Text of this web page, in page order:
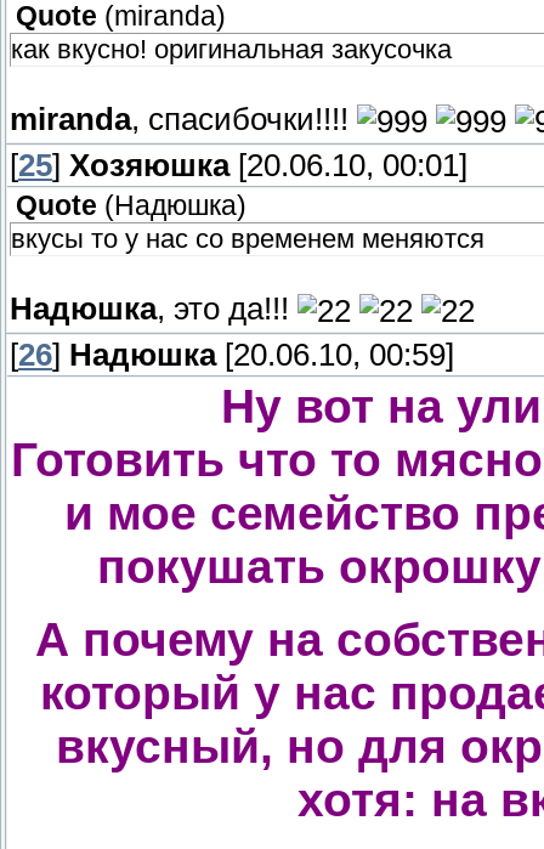
Quote (miranda)
как вкусно! оригинальная закусочка
miranda, спасибочки!!!!
[25] Хозяюшка[20.06.10, 00:01]
Quote ( Надюшка)
вкусы то у нас со временем меняются
Надюшка, это да!!!
[26] Надюшка[20.06.10, 00:59]
Ну вот на
Готовить что то
и мое семейство
покушать
А почему на
который у нас
вкусный, но для
хотя: на